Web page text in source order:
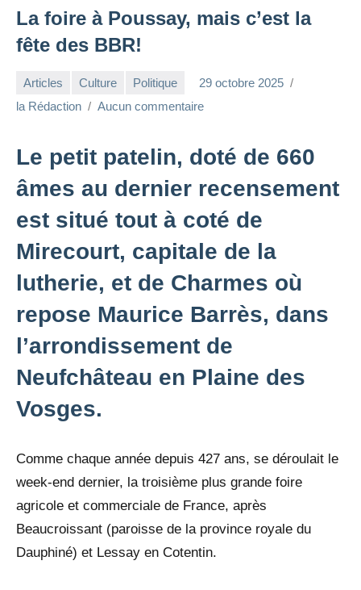
La foire à Poussay, mais c’est la
fête des BBR!
Articles Culture Politique
29 octobre 2025
la Rédaction
Aucun commentaire
Le petit patelin, doté de 660
âmes au dernier recensement
est situé tout à coté de
Mirecourt, capitale de la
lutherie, et de Charmes où
repose Maurice Barrès, dans
l’arrondissement de
Neufchâteau en Plaine des
Vosges.
Comme chaque année depuis 427 ans, se déroulait le
week-end dernier, la troisième plus grande foire
agricole et commerciale de France, après
Beaucroissant (paroisse de la province royale du
Dauphiné) et Lessay en Cotentin.